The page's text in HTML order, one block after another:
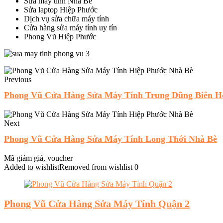
Sửa laptop Hiệp Phước
Dịch vụ sửa chữa máy tính
Cửa hàng sửa máy tính uy tín
Phong Vũ Hiệp Phước
Previous
Phong Vũ Cửa Hàng Sửa Máy Tính Trung Dũng Biên
Next
Phong Vũ Cửa Hàng Sửa Máy Tính Long Thới Nhà Bè
Mã giảm giá, voucher
Added to wishlistRemoved from wishlist 0
Phong Vũ Cửa Hàng Sửa Máy Tính Quận 2